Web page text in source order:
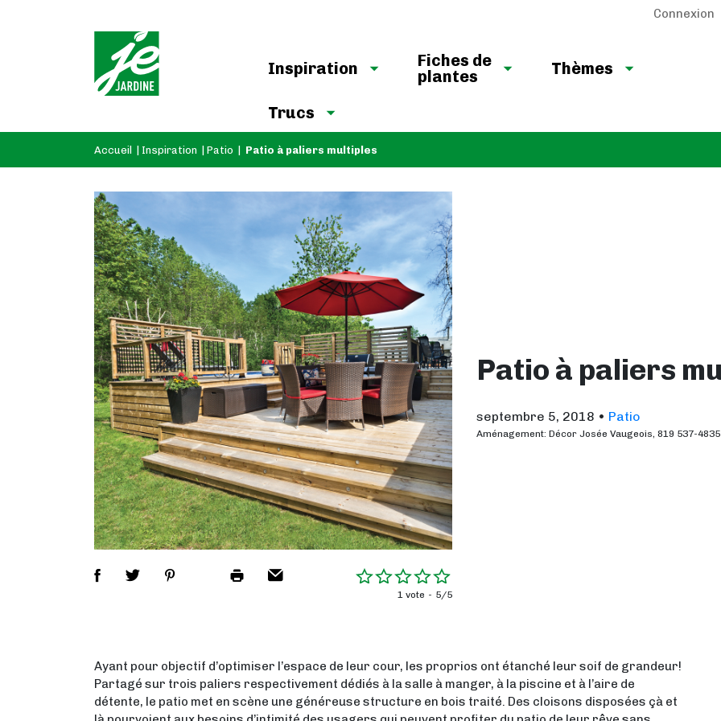
Connexion
Inspiration
Fiches de
plantes
Thèmes
Trucs
Accueil Inspiration Patio Patio à paliers multiples
1 vote 5/5
Patio à paliers
septembre 5, 2018 • Patio
Aménagement: Décor Josée Vaugeois, 819 537-4835
Ayant pour objectif d’optimiser l’espace de leur cour, les proprios ont étanché leur soif de grandeur!
Partagé sur trois paliers respectivement dédiés à la salle à manger, à la piscine et à l’aire de
détente, le patio met en scène une généreuse structure en bois traité. Des cloisons disposées çà et